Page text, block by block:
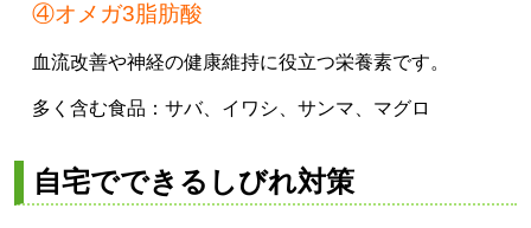
④オメガ3脂肪酸
血流改善や神経の健康維持に役立つ栄養素です。
多く含む食品： サバ、 イワシ、 サンマ、 マグロ
自宅でできるしびれ対策